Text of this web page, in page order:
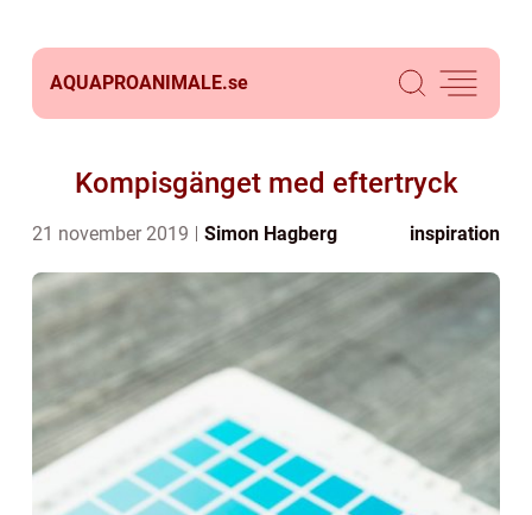
AQUAPROANIMALE.se
Kompisgänget med eftertryck
21 november 2019 Simon Hagberg inspiration